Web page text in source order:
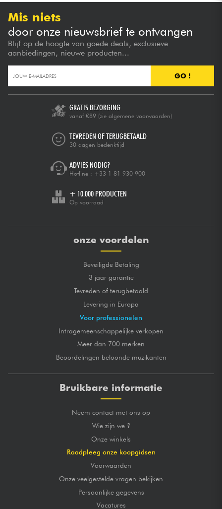
Mis niets
door onze nieuwsbrief te ontvangen
Blijf op de hoogte van goede deals, exclusieve
aanbiedingen, nieuwe producten...
GO !
GRATIS BEZORGING
vanaf €89 (zie algemene voorwaarden)
TEVREDEN OF TERUGBETAALD
30 dagen bedenktijd
ADVIES NODIG?
Hotline : +33 1 81 930 900
+ 10.000 PRODUCTEN
Op voorraad
onze voordelen
Beveiligde Betaling
3 jaar garantie
Tevreden of terugbetaald
Levering in Europa
Voor professionelen
Intragemeenschappelijke verkopen
Meer dan 700 merken
Beoordelingen beloonde muzikanten
Bruikbare informatie
Neem contact met ons op
Wie zijn we ?
Onze winkels
Raadpleeg onze koopgidsen
Voorwaarden
Onze veelgestelde vragen bekijken
Persoonlijke gegevens
Vacatures